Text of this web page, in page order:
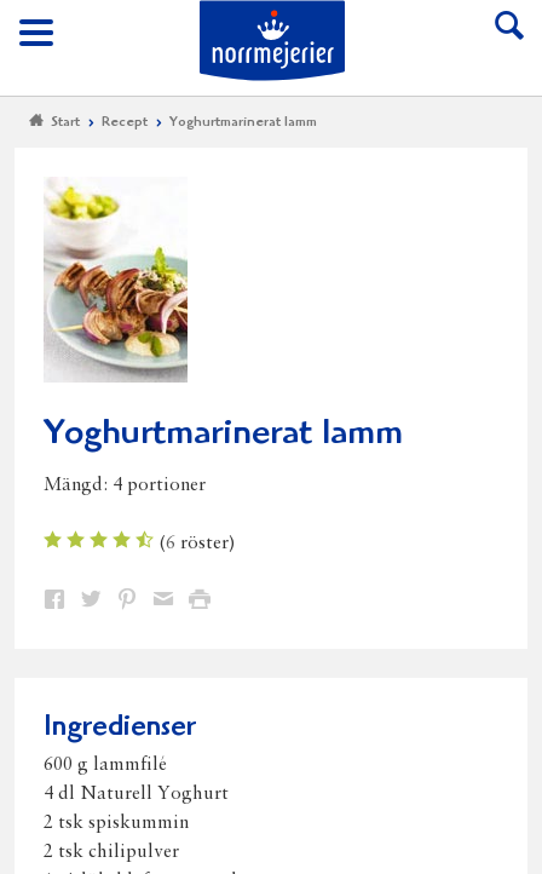
Meny
Till Norrmejerier
Start Recept Yoghurtmarinerat lamm
Yoghurtmarinerat lamm
Mängd: 4 portioner
(6 röster)
Dela Dela Dela DelaSkriv
Ingredienser
600 g lammfilé
4 dl Naturell Yoghurt
2 tsk spiskummin
2 tsk chilipulver